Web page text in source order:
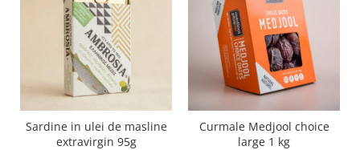
Sardine in ulei de masline
extravirgin 95g
Curmale Medjool choice
large 1 kg